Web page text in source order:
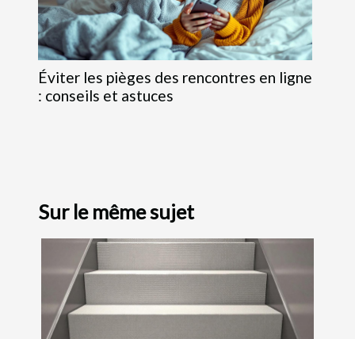
Éviter les pièges des rencontres en ligne
: conseils et astuces
Sur le même sujet